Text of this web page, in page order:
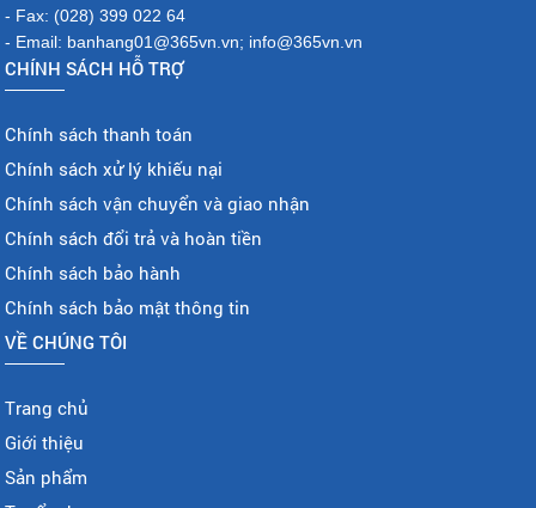
- Fax: (028) 399 022 64
- Email: banhang01@365vn.vn; info@365vn.vn
CHÍNH SÁCH HỖ TRỢ
Chính sách thanh toán
Chính sách xử lý khiếu nại
Chính sách vận chuyển và giao nhận
Chính sách đổi trả và hoàn tiền
Chính sách bảo hành
Chính sách bảo mật thông tin
VỀ CHÚNG TÔI
Trang chủ
Giới thiệu
Sản phẩm